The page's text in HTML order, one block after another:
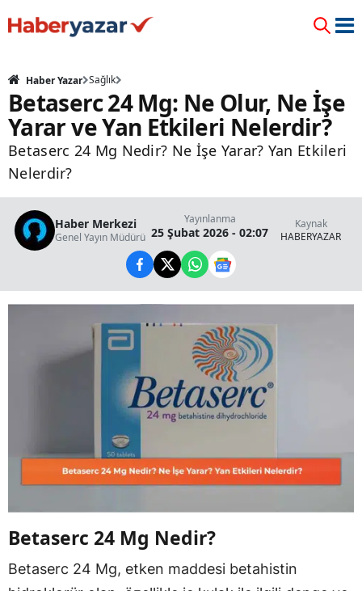
Haber Yazar Sağlık
Betaserc 24 Mg: Ne Olur, Ne İşe
Yarar ve Yan Etkileri Nelerdir?
Betaserc 24 Mg Nedir? Ne İşe Yarar? Yan Etkileri
Nelerdir?
Haber Merkezi
Genel Yayın Müdürü
Yayınlanma
25 Şubat 2026 - 02:07
Kaynak
HABERYAZAR
Betaserc 24 Mg Nedir?
Betaserc 24 Mg, etken maddesi betahistin